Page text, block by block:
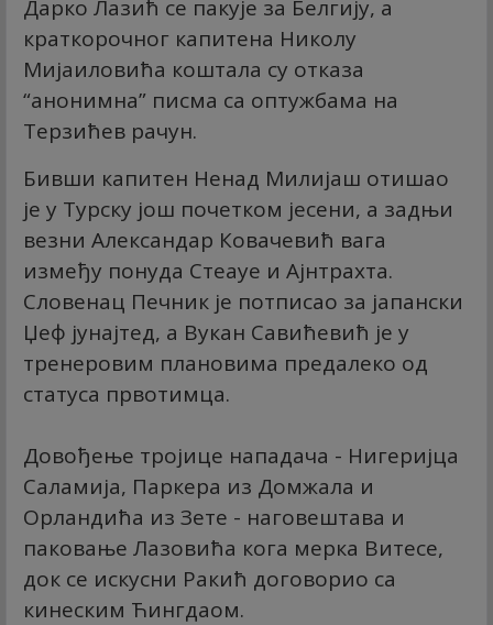
Дарко Лазић се пакује за Белгију, а
краткорочног капитена Николу
Мијаиловића коштала су отказа
“анонимна” писма са оптужбама на
Терзићев рачун.
Бивши капитен Ненад Милијаш отишао
је у Турску још почетком јесени, а задњи
везни Александар Ковачевић вага
између понуда Стеауе и Ајнтрахта.
Словенац Печник је потписао за јапански
Џеф јунајтед, а Вукан Савићевић је у
тренеровим плановима предалеко од
статуса првотимца.
Довођење тројице нападача - Нигеријца
Саламија, Паркера из Домжала и
Орландића из Зете - наговештава и
паковање Лазовића кога мерка Витесе,
док се искусни Ракић договорио са
кинеским Ћингдаом.